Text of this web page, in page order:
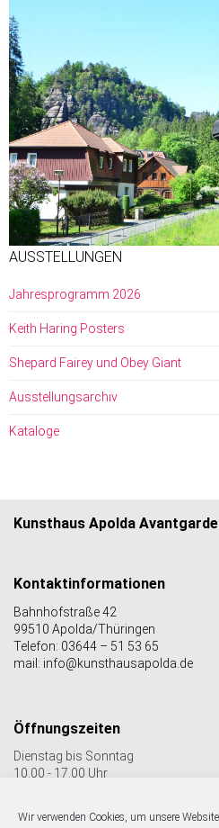
Wir verwenden Cookies, um unsere
AUSSTELLUNGEN
Jahresprogramm 2026
Keith Haring Posters
Shepard Fairey und Obey Giant
Ausstellungsarchiv
Kataloge
Kunsthaus Apolda Avantgarde
Kontaktinformationen
Bahnhofstraße 42
99510 Apolda/Thüringen
Telefon: 03644 – 51 53 65
mail: info@kunsthausapolda.de
Öffnungszeiten
Dienstag bis Sonntag
10.00 - 17.00 Uhr